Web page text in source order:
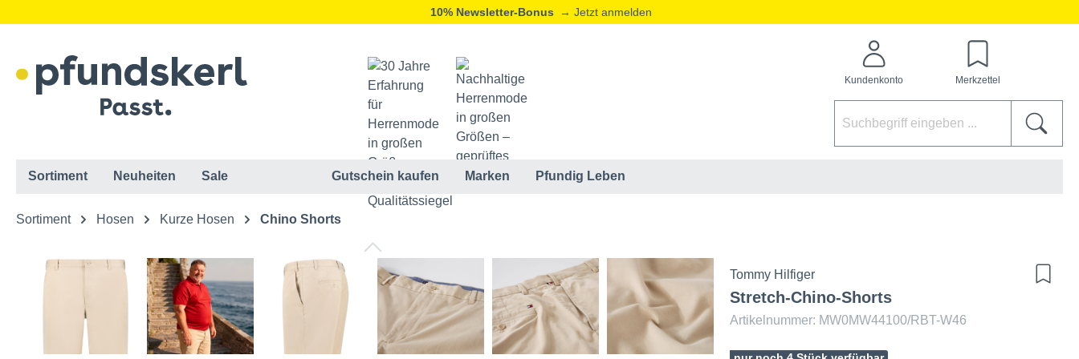
10% Newsletter-Bonus → Jetzt anmelden
Kundenkonto Merkzettel
Sortiment Neuheiten Sale Gutschein kaufen Marken Pfundig Leben
Sortiment Hosen Kurze Hosen Chino Shorts
Tommy Hilfiger
Stretch-Chino-Shorts
Artikelnummer: MW0MW44100/RBT-W46